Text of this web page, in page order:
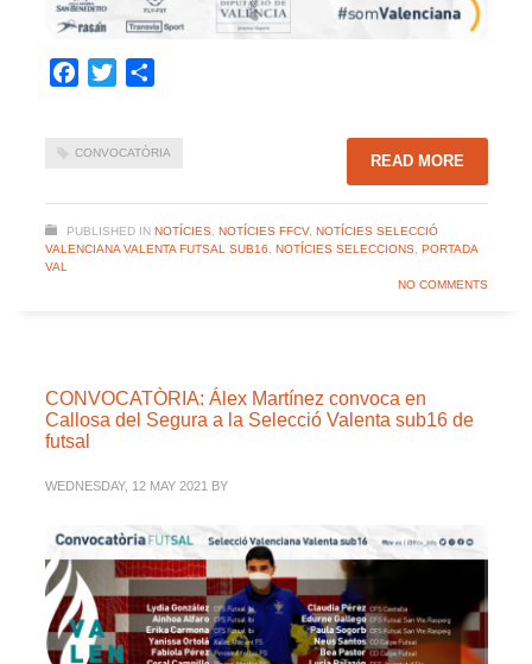
Facebook
Twitter
CONVOCATÒRIA READ MORE
PUBLISHED IN NOTÍCIES, NOTÍCIES FFCV, NOTÍCIES SELECCIÓ
VALENCIANA VALENTA FUTSAL SUB16
NOTÍCIES SELECCIONS, PORTADA
VAL
NO COMMENTS
CONVOCATÒRIA: Álex Martínez convoca en
Callosa del Segura a la Selecció Valenta sub16 de
futsal
WEDNESDAY, 12 MAY 2021 BY